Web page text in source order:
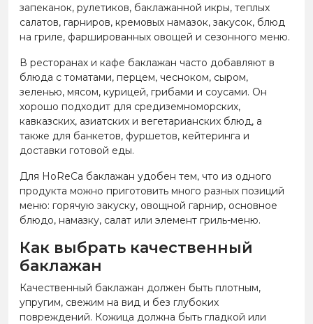
запеканок, рулетиков, баклажанной икры, теплых
салатов, гарниров, кремовых намазок, закусок, блюд
на гриле, фаршированных овощей и сезонного меню.
В ресторанах и кафе баклажан часто добавляют в
блюда с томатами, перцем, чесноком, сыром,
зеленью, мясом, курицей, грибами и соусами. Он
хорошо подходит для средиземноморских,
кавказских, азиатских и вегетарианских блюд, а
также для банкетов, фуршетов, кейтеринга и
доставки готовой еды.
Для HoReCa баклажан удобен тем, что из одного
продукта можно приготовить много разных позиций
меню: горячую закуску, овощной гарнир, основное
блюдо, намазку, салат или элемент гриль-меню.
Как выбрать качественный
баклажан
Качественный баклажан должен быть плотным,
упругим, свежим на вид и без глубоких
повреждений. Кожица должна быть гладкой или